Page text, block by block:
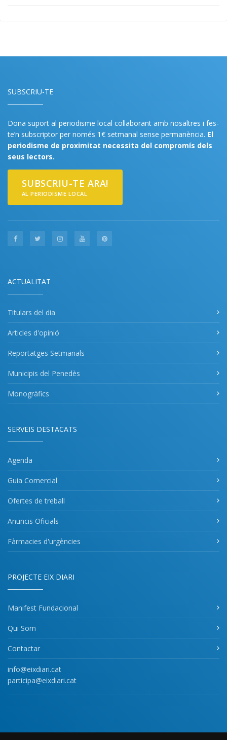
SUBSCRIU-TE
Dona suport al periodisme local col·laborant amb nosaltres i fes-
te’n subscriptor per només 1€ setmanal sense permanència. El
periodisme de proximitat necessita del compromís dels
seus lectors.
SUBSCRIU-TE ARA!
AL PERIODISME LOCAL
ACTUALITAT
Titulars del dia
Articles d'opinió
Reportatges Setmanals
Municipis del Penedès
Monogràfics
SERVEIS DESTACATS
Agenda
Guia Comercial
Ofertes de treball
Anuncis Oficials
Fàrmacies d'urgències
PROJECTE EIX DIARI
Manifest Fundacional
Qui Som
Contactar
info@eixdiari.cat
participa@eixdiari.cat